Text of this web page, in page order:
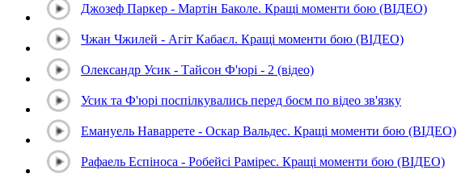
Джозеф Паркер - Мартін Баколе. Кращі моменти бою (ВІДЕО)
Чжан Чжилей - Агіт Кабаєл. Кращі моменти бою (ВІДЕО)
Олександр Усик - Тайсон Ф'юрі - 2 (відео)
Усик та Ф'юрі поспілкувались перед боєм по відео зв'язку
Емануель Наваррете - Оскар Вальдес. Кращі моменти бою (ВІДЕО)
Рафаель Еспіноса - Робейсі Рамірес. Кращі моменти бою (ВІДЕО)